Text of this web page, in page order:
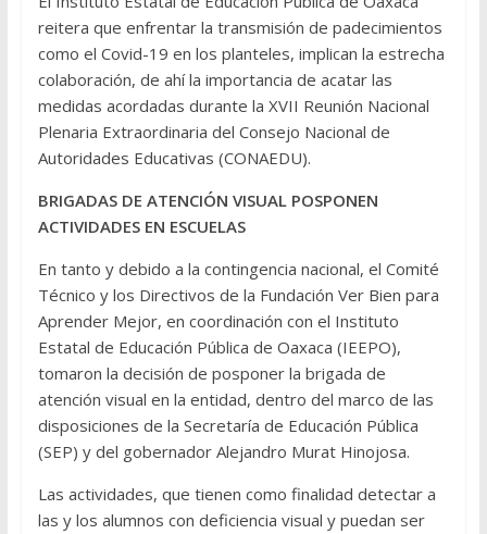
reitera que enfrentar la transmisión de padecimientos
como el Covid-19 en los planteles, implican la estrecha
colaboración, de ahí la importancia de acatar las
medidas acordadas durante la XVII Reunión Nacional
Plenaria Extraordinaria del Consejo Nacional de
Autoridades Educativas (CONAEDU).
BRIGADAS DE ATENCIÓN VISUAL POSPONEN
ACTIVIDADES EN ESCUELAS
En tanto y debido a la contingencia nacional, el Comité
Técnico y los Directivos de la Fundación Ver Bien para
Aprender Mejor, en coordinación con el Instituto
Estatal de Educación Pública de Oaxaca (IEEPO),
tomaron la decisión de posponer la brigada de
atención visual en la entidad, dentro del marco de las
disposiciones de la Secretaría de Educación Pública
(SEP) y del gobernador Alejandro Murat Hinojosa.
Las actividades, que tienen como finalidad detectar a
las y los alumnos con deficiencia visual y puedan ser